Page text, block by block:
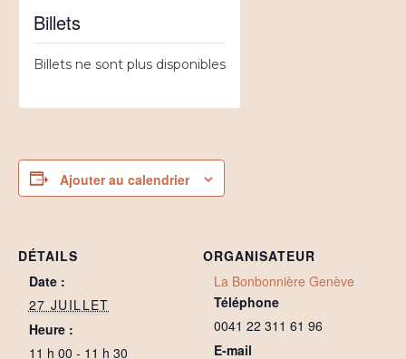
Billets
Billets ne sont plus disponibles
Ajouter au calendrier
DÉTAILS
Date :
27 JUILLET
Heure :
11 h 00 - 11 h 30
ORGANISATEUR
La Bonbonnière Genève
Téléphone
0041 22 311 61 96
E-mail